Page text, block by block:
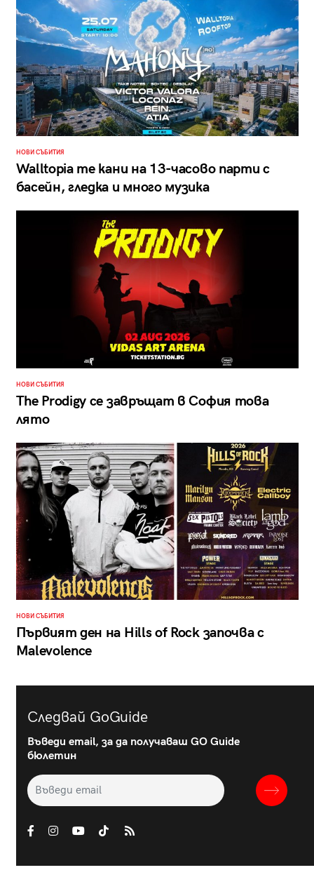
НОВИ СЪБИТИЯ
Walltopia те кани на 13-часово парти с
басейн, гледка и много музика
НОВИ СЪБИТИЯ
The Prodigy се завръщат в София това
лято
НОВИ СЪБИТИЯ
Първият ден на Hills of Rock започва с
Malevolence
Следвай GoGuide
Въведи email, за да получаваш GO Guide
бюлетин